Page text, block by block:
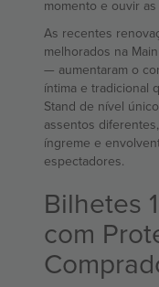
momento e ouvir
As recentes renovações — o relvado 2G,
melhorados na
— aumentaram o conforto, preservando a sensação
íntima e tradicional
Stand de nível
assentos
íngreme e
espectadores.
Bilhetes
com